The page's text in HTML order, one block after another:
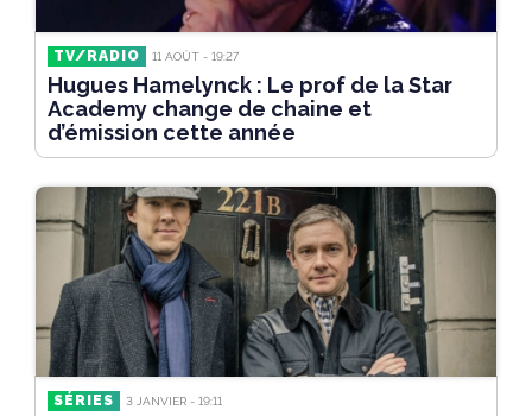
TV/RADIO 11 AOÛT - 19:27
Hugues Hamelynck : Le prof de la Star
Academy change de chaine et
d’émission cette année
SÉRIES 3 JANVIER - 19:11